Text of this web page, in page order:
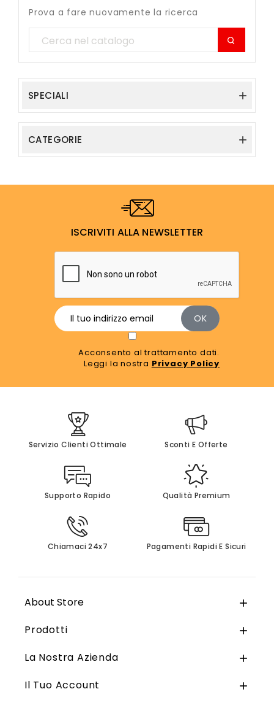
Prova a fare nuovamente la ricerca
SPECIALI 
CATEGORIE 
ISCRIVITI ALLA NEWSLETTER
Acconsento al trattamento dati.
Leggi la nostra Privacy Policy
Servizio Clienti Ottimale Sconti E Offerte
Supporto Rapido Qualità Premium
Chiamaci 24x7 Pagamenti Rapidi E Sicuri
About Store 
Prodotti 
La Nostra Azienda 
Il Tuo Account 